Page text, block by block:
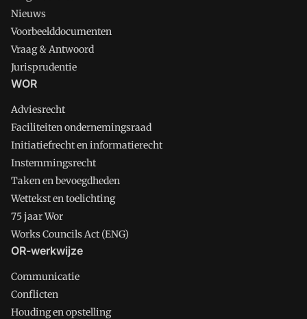
Nieuws
Voorbeelddocumenten
Vraag & Antwoord
Jurisprudentie
WOR
Adviesrecht
Faciliteiten ondernemingsraad
Initiatiefrecht en informatierecht
Instemmingsrecht
Taken en bevoegdheden
Wettekst en toelichting
75 jaar Wor
Works Councils Act (ENG)
OR-werkwijze
Communicatie
Conflicten
Houding en opstelling